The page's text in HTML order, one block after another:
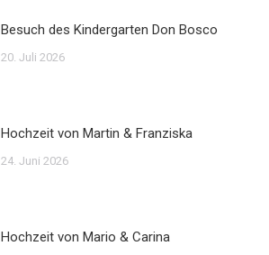
Besuch des Kindergarten Don Bosco
20. Juli 2026
Hochzeit von Martin & Franziska
24. Juni 2026
Hochzeit von Mario & Carina